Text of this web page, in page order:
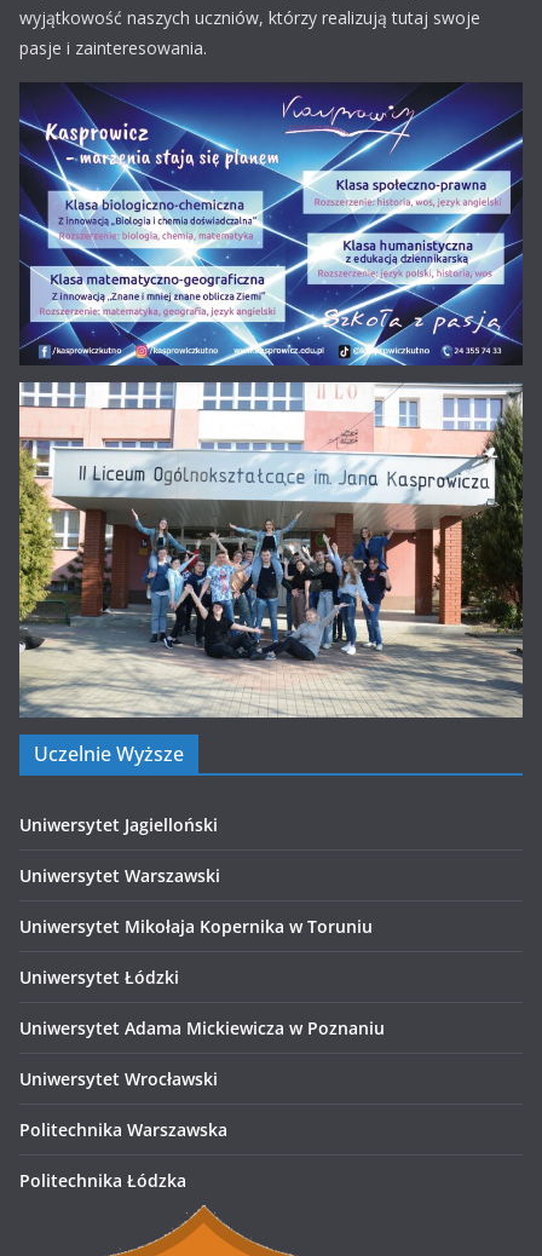
wyjątkowość naszych uczniów, którzy realizują tutaj swoje
pasje i zainteresowania.
Uczelnie Wyższe
Uniwersytet Jagielloński
Uniwersytet Warszawski
Uniwersytet Mikołaja Kopernika w Toruniu
Uniwersytet Łódzki
Uniwersytet Adama Mickiewicza w Poznaniu
Uniwersytet Wrocławski
Politechnika Warszawska
Politechnika Łódzka